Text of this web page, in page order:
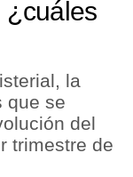
¿cuáles
la
que se
del
trimestre de